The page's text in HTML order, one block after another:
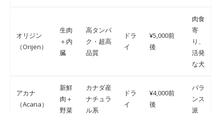
オリジン
（Orijen）
生肉
＋内
臓
高タンパ
ク・超高
品質
ドラ
イ
¥5,000前
後
肉食
寄
り、
活発
な犬
アカナ
（Acana）
新鮮
肉＋
野菜
カナダ産
ナチュラ
ル系
ドラ
イ
¥4,000前
後
バラ
ンス
派